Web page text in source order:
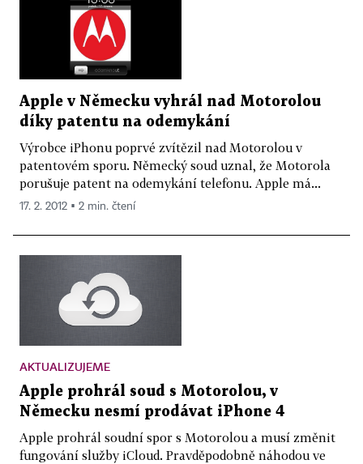
Apple v Německu vyhrál nad Motorolou
díky patentu na odemykání
Výrobce iPhonu poprvé zvítězil nad Motorolou v
patentovém sporu. Německý soud uznal, že Motorola
porušuje patent na odemykání telefonu. Apple má...
17. 2. 2012 ▪ 2 min. čtení
AKTUALIZUJEME
Apple prohrál soud s Motorolou, v
Německu nesmí prodávat iPhone 4
Apple prohrál soudní spor s Motorolou a musí změnit
fungování služby iCloud. Pravděpodobně náhodou ve